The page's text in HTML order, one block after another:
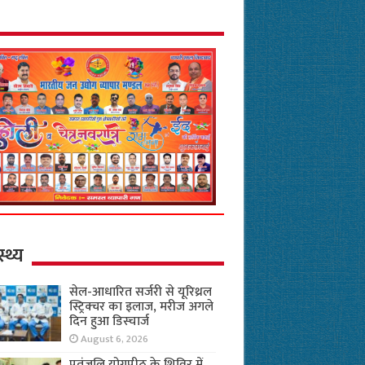
सेल-आधारित सर्जरी से यूरिथ्रल
स्ट्रिक्चर का इलाज, मरीज अगले
दिन हुआ डिस्चार्ज
August 6, 2026